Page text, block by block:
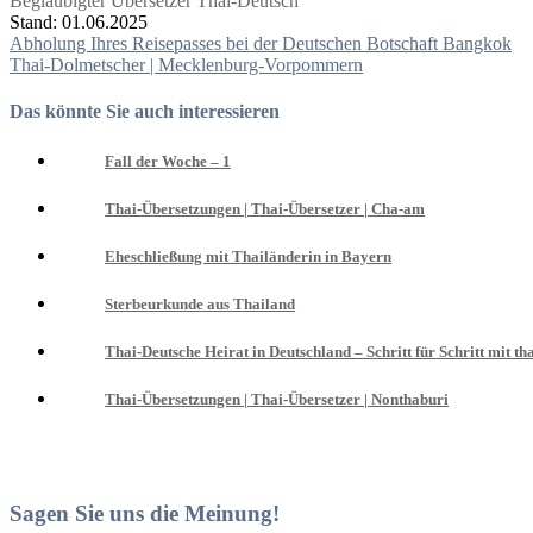
Stand: 01.06.2025
Beitragsnavigation
Abholung Ihres Reisepasses bei der Deutschen Botschaft Bangkok
Thai-Dolmetscher | Mecklenburg-Vorpommern
Das könnte Sie auch interessieren
Fall der Woche – 1
Thai-Übersetzungen | Thai-Übersetzer | Cha-am
Eheschließung mit Thailänderin in Bayern
Sterbeurkunde aus Thailand
Thai-Deutsche Heirat in Deutschland – Schritt für Schritt mit
Thai-Übersetzungen | Thai-Übersetzer | Nonthaburi
Sagen Sie uns die Meinung!